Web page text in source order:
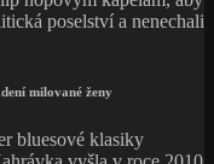
poselství a nenechali
milované ženy
bluesové klasiky